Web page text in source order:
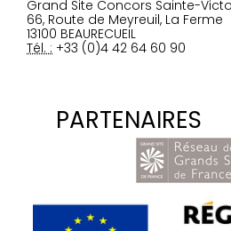
Grand Site Concors Sainte-
66, Route de Meyreuil, La Ferme
13100 BEAURECUEIL
Tél. : +33 (0)4 42 64 60 90
PARTENAIRES